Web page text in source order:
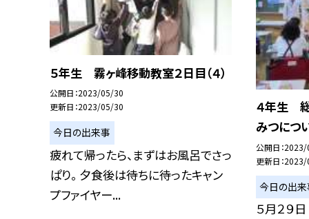
５年生 霧ヶ峰移動教室２日目（４）
公開日 2023/05/30
更新日 2023/05/30
今日の出来事
疲れて帰ったら、まずはお風呂でさっ
ぱり。 夕食後は待ちに待ったキャン
プファイヤー...
４年生
みつにつ
公開日
更新日
今日の出
５月２９日